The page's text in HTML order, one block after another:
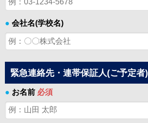
● 会社名(学校名)
緊急連絡先・連帯保証人(ご予定者)
● お名前 必須